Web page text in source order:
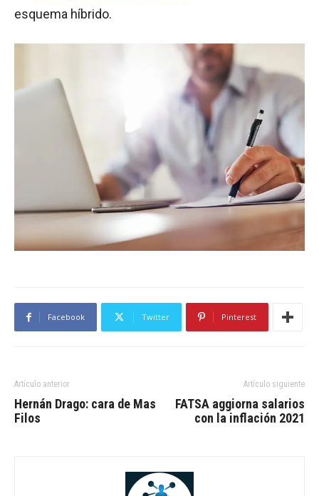
esquema híbrido.
Facebook Twitter Pinterest
Artículo anterior
Hernán Drago: cara de Mas
Filos
Artículo siguiente
FATSA aggiorna salarios
con la inflación 2021